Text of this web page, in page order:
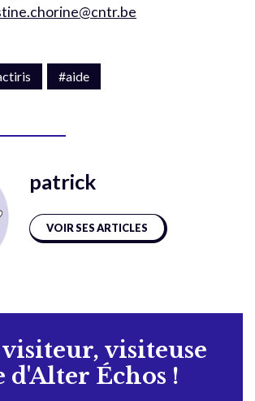
#aide
patrick
VOIR SES ARTICLES
visiteur, visiteuse
d'Alter Échos !